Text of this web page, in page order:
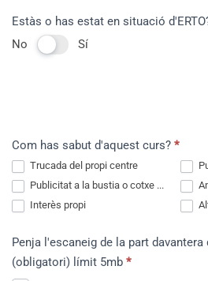
Estàs o has estat en situació
No
Sí
Com has sabut d'aquest curs? *
Trucada del propi centre
Publicitat a la bustia o cotxe ...
Interès propi
Penja l'escaneig de la part davantera
(obligatori) límit 5mb *